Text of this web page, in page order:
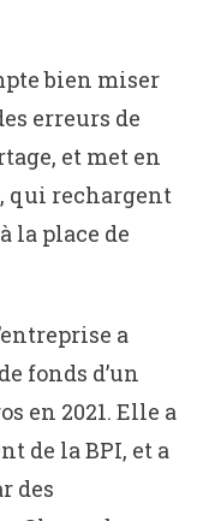
bien miser
erreurs de
et met en
qui rechargent
la place de
a
fonds d’un
en 2021. Elle a
de la BPI, et a
des